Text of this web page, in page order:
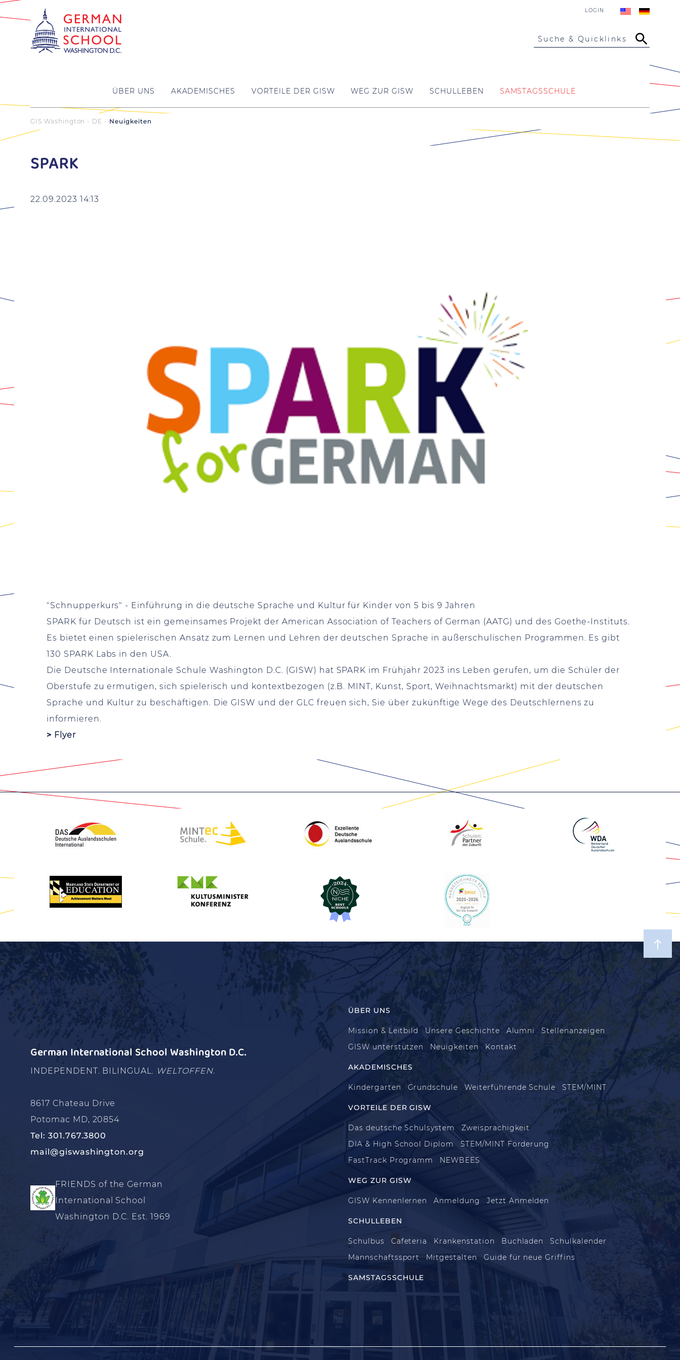
LOGIN
Suche & Quicklinks
ÜBER UNS AKADEMISCHES VORTEILE DER GISW WEG ZUR GISW SCHULLEBEN SAMSTAGSSCHULE
GIS Washington - DE Neuigkeiten
SPARK
22.09.2023 14:13
"Schnupperkurs" - Einführung in die deutsche Sprache und Kultur für Kinder von 5 bis 9 Jahren
SPARK für Deutsch ist ein gemeinsames Projekt der American Association of Teachers of German (AATG) und des Goethe-Instituts.
Es bietet einen spielerischen Ansatz zum Lernen und Lehren der deutschen Sprache in außerschulischen Programmen. Es gibt
130 SPARK Labs in den USA.
Die Deutsche Internationale Schule Washington D.C. (GISW) hat SPARK im Frühjahr 2023 ins Leben gerufen, um die Schüler der
Oberstufe zu ermutigen, sich spielerisch und kontextbezogen (z.B. MINT, Kunst, Sport, Weihnachtsmarkt) mit der deutschen
Sprache und Kultur zu beschäftigen. Die GISW und der GLC freuen sich, Sie über zukünftige Wege des Deutschlernens zu
informieren.
> Flyer
German International School Washington D.C.
INDEPENDENT. BILINGUAL. WELTOFFEN.
8617 Chateau Drive
Potomac MD, 20854
Tel: 301.767.3800
mail@giswashington.org
FRIENDS of the German
International School
Washington D.C. Est. 1969
ÜBER UNS
Mission & Leitbild Unsere Geschichte Alumni
Stellenanzeigen
GISW unterstützen
Neuigkeiten Kontakt
AKADEMISCHES
Kindergarten Grundschule Weiterführende Schule STEM/MINT
VORTEILE DER GISW
Das deutsche Schulsystem
Zweisprachigkeit
DIA & High School Diplom
STEM/MINT Förderung
FastTrack Programm
NEWBEES
WEG ZUR GISW
GISW Kennenlernen Anmeldung Jetzt Anmelden
SCHULLEBEN
Schulbus Cafeteria Krankenstation Buchladen
Schulkalender
Mannschaftssport
Mitgestalten Guide für neue Griffins
SAMSTAGSSCHULE